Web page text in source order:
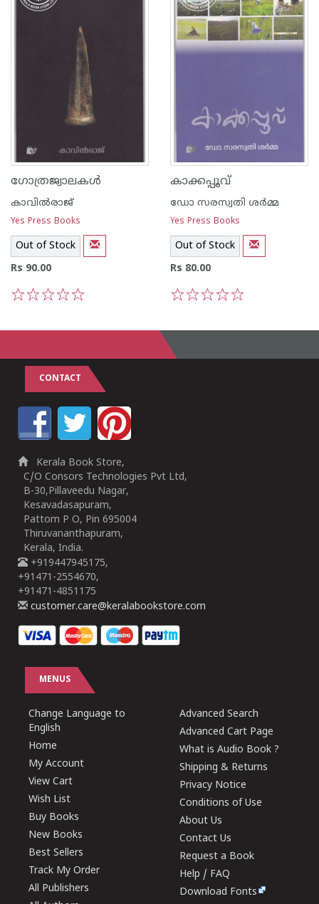
ഗോത്രജ്വാലകള്‍
കാവില്‍‌രാജ്‌
Yes Press Books
Out of Stock
Rs 90.00
കാക്കപ്പൂവ്
ഡോ സരസ്വതി ശര്‍മ്മ
Yes Press Books
Out of Stock
Rs 80.00
CONTACT
Kerala Book Store,
C/O Consors Technologies Pvt Ltd,
B-30,Pillaveedu Nagar,
Kesavadasapuram,
Pattom P O, Pin 695004
Thiruvananthapuram,
Kerala, India.
+919447945175,
+91471-2554670,
+91471-4851175
customer.care@keralabookstore.com
MENUS
Change Language to
English
Home
My Account
View Cart
Wish List
Buy Books
New Books
Best Sellers
Track My Order
All Publishers
Advanced Search
Advanced Cart Page
What is Audio Book ?
Shipping & Returns
Privacy Notice
Conditions of Use
About Us
Contact Us
Request a Book
Help / FAQ
Download Fonts